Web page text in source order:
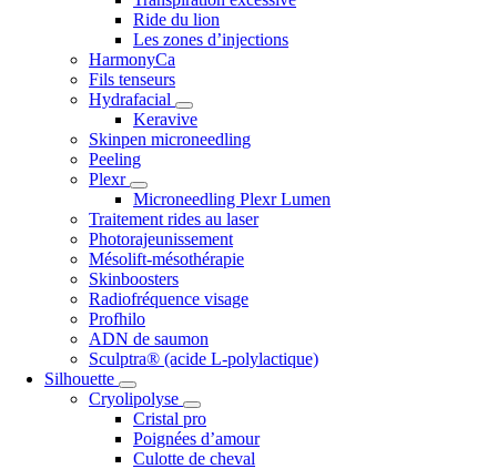
Ride du lion
Les zones d’injections
HarmonyCa
Fils tenseurs
Hydrafacial
Keravive
Skinpen microneedling
Peeling
Plexr
Microneedling Plexr Lumen
Traitement rides au laser
Photorajeunissement
Mésolift-mésothérapie
Skinboosters
Radiofréquence visage
Profhilo
ADN de saumon
Sculptra® (acide L-polylactique)
Silhouette
Cryolipolyse
Cristal pro
Poignées d’amour
Culotte de cheval